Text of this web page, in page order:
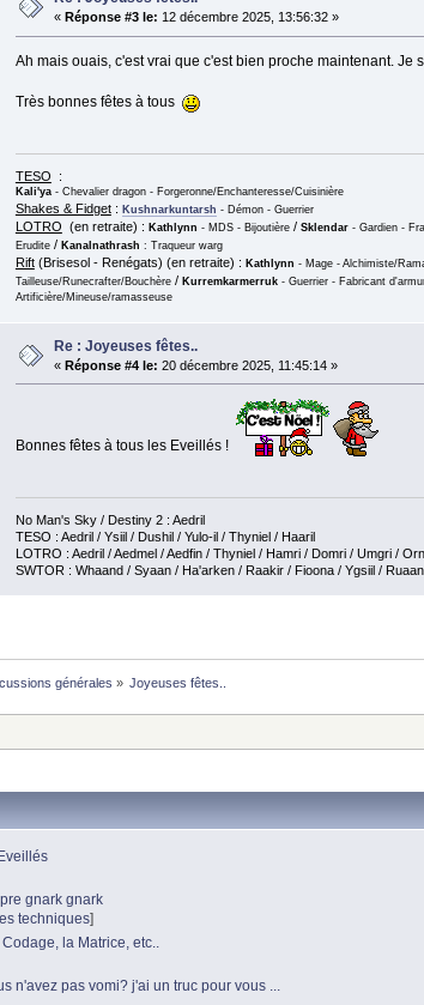
«Réponse #3 le: 12 décembre 2025, 13:56:32 »
Ah mais ouais, c'est vrai que c'est bien proche maintenant. Je
Très bonnes fêtes à tous
TESO :
Kali'ya- Chevalier dragon - Forgeronne/Enchanteresse/Cuisinière
Shakes & Fidget: Kushnarkuntarsh - Démon - Guerrier
LOTRO (en retraite) : Kathlynn - MDS - Bijoutière/ Sklendar- Gardien -
Erudite/ Kanalnathrash : Traqueur warg
Rift(Brisesol - Renégats) (en retraite) : Kathlynn - Mage - Alchimiste/
Tailleuse/Runecrafter/Bouchère/ Kurremkarmerruk- Guerrier - Fabricant
Artificière/Mineuse/ramasseuse
Re : Joyeuses fêtes..
«Réponse #4 le: 20 décembre 2025, 11:45:14 »
Bonnes fêtes à tous les Eveillés !
No Man's Sky / Destiny 2 : Aedril
TESO : Aedril / Ysiil / Dushil / Yulo-il / Thyniel / Haaril
LOTRO : Aedril / Aedmel / Aedfin / Thyniel / Hamri / Domri / Umgri /
SWTOR : Whaand / Syaan / Ha'arken / Raakir / Fioona / Ygsiil /
générales » Joyeuses fêtes..
gnark gnark
techniques]
la Matrice, etc..
n'avez pas vomi? j'ai un truc pour vous ...